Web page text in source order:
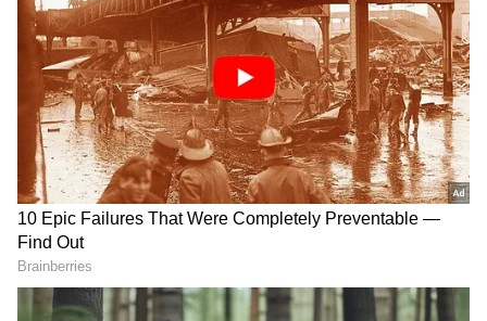
పాటలో భార్యాభర్తల అనుబంధాన్ని చక్కగా చూపించారు.